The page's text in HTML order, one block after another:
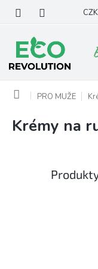
obsah
CZK
Domů PRO MUŽE
Krémy na